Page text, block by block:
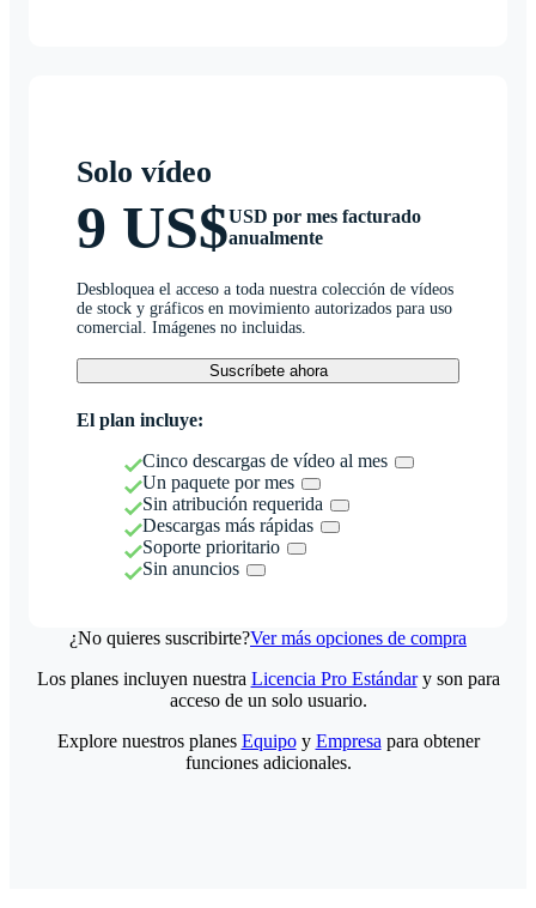
Solo vídeo
9 US$USD por mes facturado
anualmente
Desbloquea el acceso a toda nuestra colección de vídeos
de stock y gráficos en movimiento autorizados para uso
comercial. Imágenes no incluidas.
Suscríbete ahora
El plan incluye:
Cinco descargas de vídeo al mes
Un paquete por mes
Sin atribución requerida
Descargas más rápidas
Soporte prioritario
Sin anuncios
¿No quieres suscribirte?Ver más opciones de compra
Los planes incluyen nuestra Licencia Pro Estándary son para
acceso de un solo usuario.
Explore nuestros planes Equipoy Empresa para obtener
funciones adicionales.